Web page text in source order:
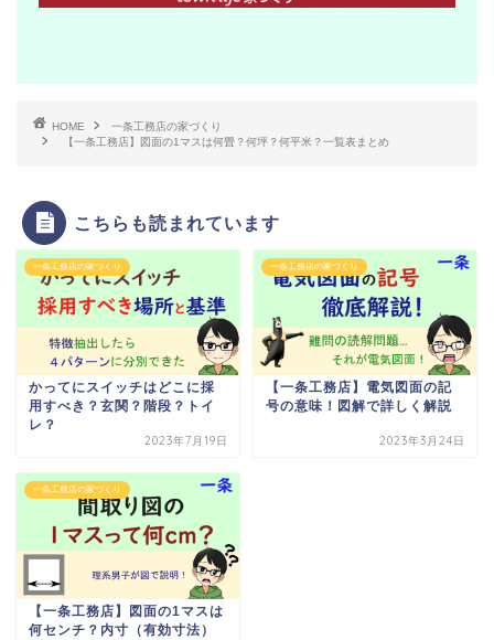
HOME
一条工務店の家づくり
【一条工務店】図面の1マスは何畳？何坪？何平米？一覧表まとめ
こちらも読まれています
一条工務店の家づくり
かってにスイッチはどこに採
用すべき？玄関？階段？トイ
レ？
2023年7月19日
一条工務店の家づくり
【一条工務店】電気図面の記
号の意味！図解で詳しく解説
2023年3月24日
一条工務店の家づくり
【一条工務店】図面の1マスは
何センチ？内寸（有効寸法）